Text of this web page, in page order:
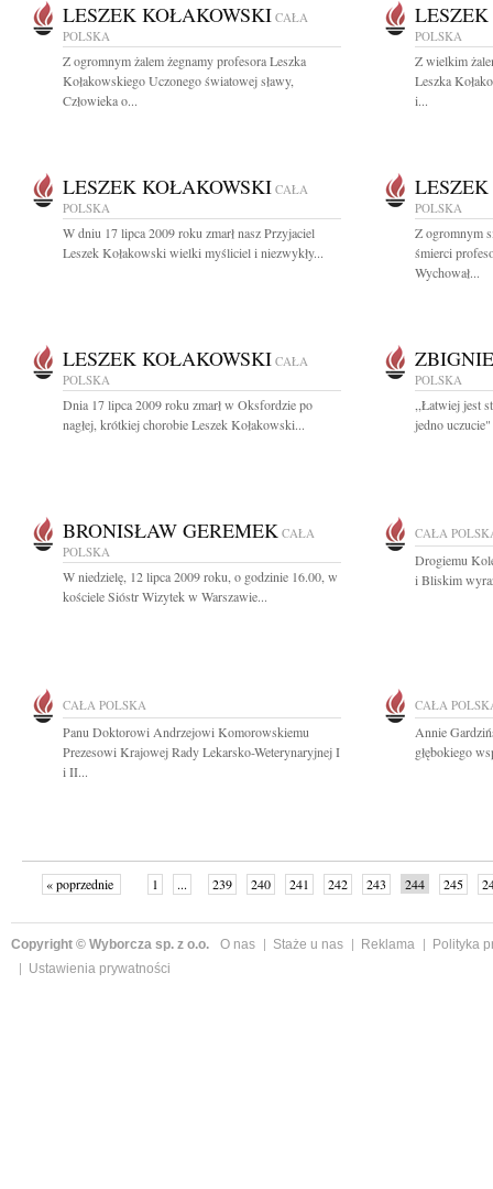
LESZEK KOŁAKOWSKI CAŁA
POLSKA
Z ogromnym żalem żegnamy profesora Leszka
Kołakowskiego Uczonego światowej sławy,
Człowieka o...
POLSKA
Z wielkim
Leszka
i...
LESZEK KOŁAKOWSKI CAŁA
POLSKA
W dniu 17 lipca 2009 roku zmarł nasz Przyjaciel
Leszek Kołakowski wielki myśliciel i niezwykły...
POLSKA
Z ogromnym
śmierci
Wychował...
LESZEK KOŁAKOWSKI CAŁA
POLSKA
Dnia 17 lipca 2009 roku zmarł w Oksfordzie po
nagłej, krótkiej chorobie Leszek Kołakowski...
POLSKA
,,Łatwiej jest
jedno
BRONISŁAW GEREMEK CAŁA
POLSKA
W niedzielę, 12 lipca 2009 roku, o godzinie 16.00, w
kościele Sióstr Wizytek w Warszawie...
CAŁA
Drogiemu
i Bliskim
CAŁA POLSKA
Panu Doktorowi Andrzejowi Komorowskiemu
Prezesowi Krajowej Rady Lekarsko-Weterynaryjnej I
i II...
CAŁA
Annie
głębokiego
« poprzednie 1 ... 239 240 241 242 243 244 245
Copyright © Wyborcza sp. z o.o. O nas Staże u nas Reklama
Polityka
Ustawienia prywatności